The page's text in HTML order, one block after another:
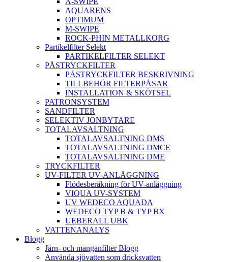
AQUARENS
OPTIMUM
M-SWIPE
ROCK-PHIN METALLKORG
Partikelfilter Selekt
PARTIKELFILTER SELEKT
PÅSTRYCKFILTER
PÅSTRYCKFILTER BESKRIVNING
TILLBEHÖR FILTERPÅSAR
INSTALLATION & SKÖTSEL
PATRONSYSTEM
SANDFILTER
SELEKTIV JONBYTARE
TOTALAVSALTNING
TOTALAVSALTNING DMS
TOTALAVSALTNING DMCE
TOTALAVSALTNING DME
TRYCKFILTER
UV-FILTER UV-ANLÄGGNING
Flödesberäkning för UV-anläggning
VIQUA UV-SYSTEM
UV WEDECO AQUADA
WEDECO TYP B & TYP BX
UEBERALL UBK
VATTENANALYS
Blogg
Järn- och manganfilter Blogg
Använda sjövatten som dricksvatten